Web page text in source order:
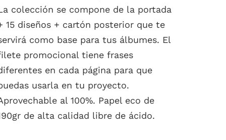
colección se compone de la portada
15 diseños + cartón posterior que te
como base para tus álbumes. El
promocional tiene frases
en cada página para que
usarla en tu proyecto.
al 100%. Papel eco de
de alta calidad libre de ácido.